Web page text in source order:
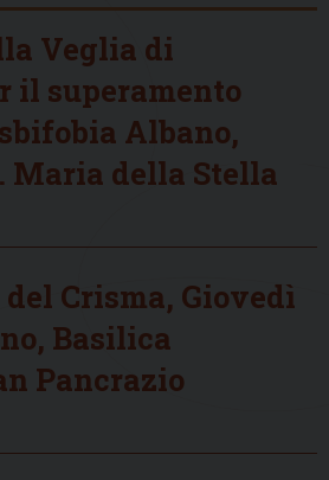
Veglia di
il superamento
Albano,
Maria della Stella
Crisma, Giovedì
Basilica
Pancrazio